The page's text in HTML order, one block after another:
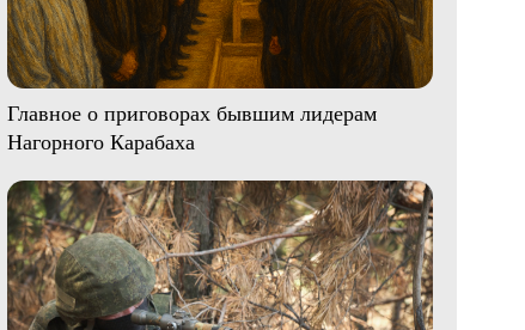
Главное о приговорах бывшим лидерам
Нагорного Карабаха